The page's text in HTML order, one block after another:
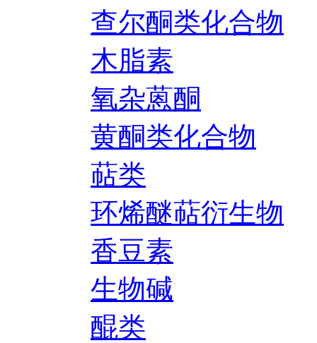
查尔酮类化合物
木脂素
氧杂蒽酮
黄酮类化合物
萜类
环烯醚萜衍生物
香豆素
生物碱
醌类